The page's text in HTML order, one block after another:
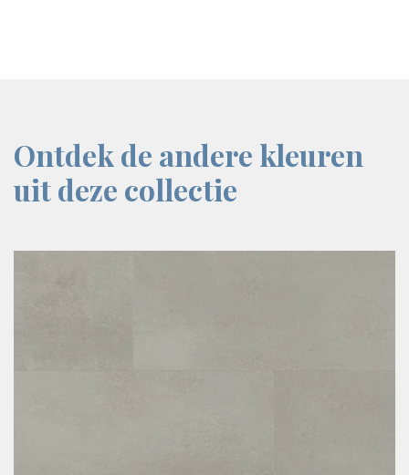
Ontdek de andere kleuren
uit deze collectie